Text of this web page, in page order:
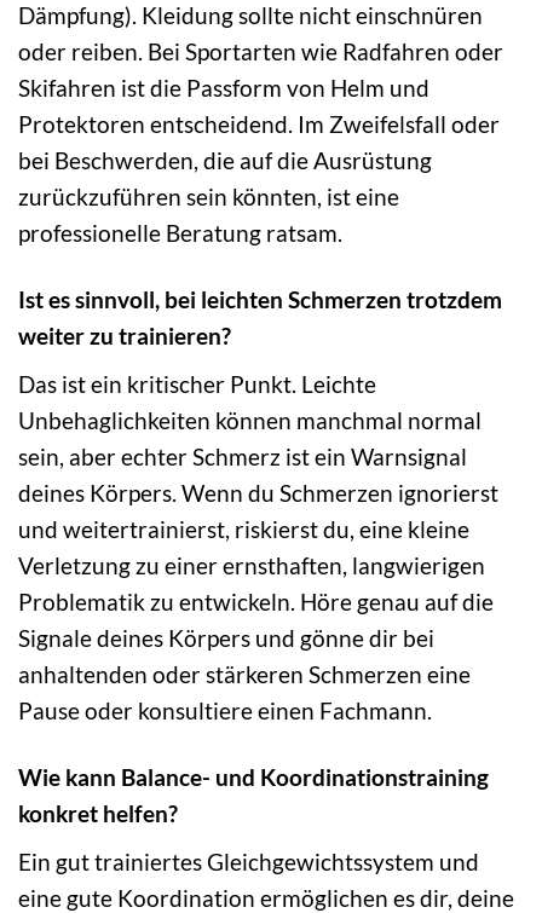
Dämpfung). Kleidung sollte nicht einschnüren
oder reiben. Bei Sportarten wie Radfahren oder
Skifahren ist die Passform von Helm und
Protektoren entscheidend. Im Zweifelsfall oder
bei Beschwerden, die auf die Ausrüstung
zurückzuführen sein könnten, ist eine
professionelle Beratung ratsam.
Ist es sinnvoll, bei leichten Schmerzen trotzdem
weiter zu trainieren?
Das ist ein kritischer Punkt. Leichte
Unbehaglichkeiten können manchmal normal
sein, aber echter Schmerz ist ein Warnsignal
deines Körpers. Wenn du Schmerzen ignorierst
und weitertrainierst, riskierst du, eine kleine
Verletzung zu einer ernsthaften, langwierigen
Problematik zu entwickeln. Höre genau auf die
Signale deines Körpers und gönne dir bei
anhaltenden oder stärkeren Schmerzen eine
Pause oder konsultiere einen Fachmann.
Wie kann Balance- und Koordinationstraining
konkret helfen?
Ein gut trainiertes Gleichgewichtssystem und
eine gute Koordination ermöglichen es dir, deine